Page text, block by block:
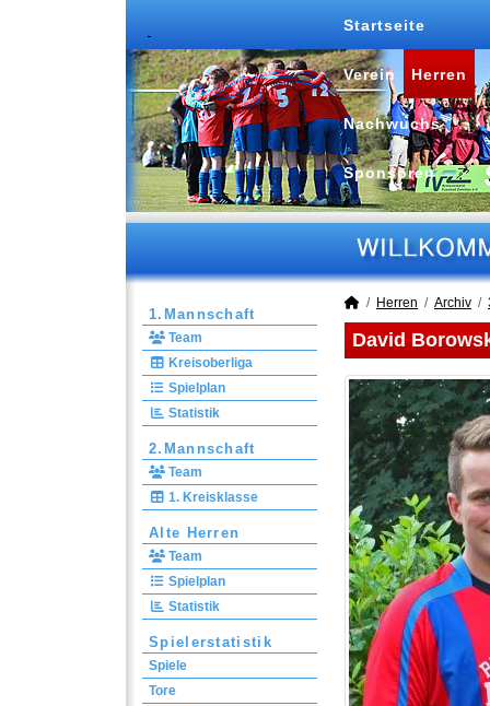
Startseite
Verein Herren
Nachwuchs
Sponsoren
1.Mannschaft
Team
Kreisoberliga
Spielplan
Statistik
2.Mannschaft
Team
1. Kreisklasse
Alte Herren
Team
Spielplan
Statistik
Spielerstatistik
Spiele
Tore
Herren Archiv
David